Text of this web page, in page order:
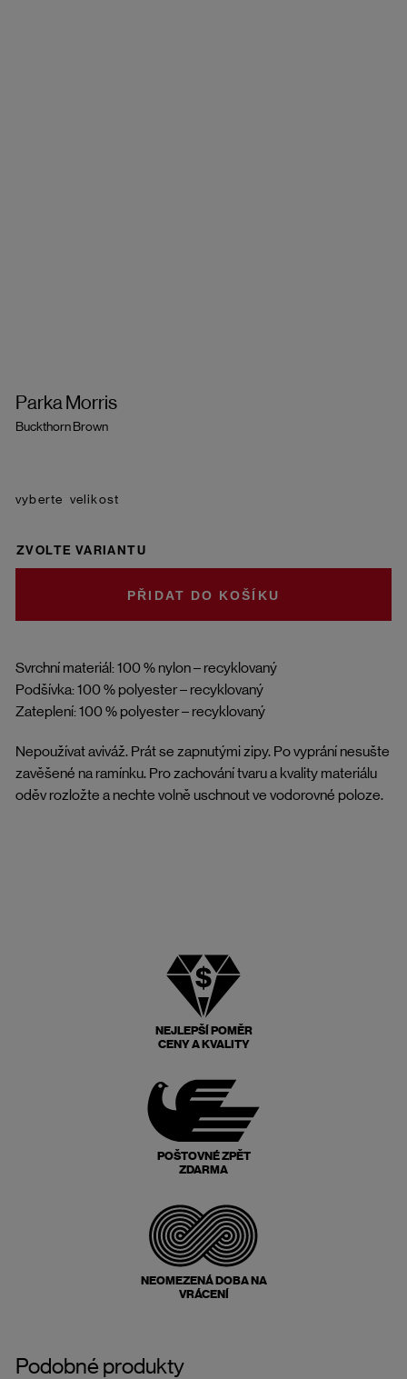
Parka Morris
Buckthorn Brown
Svrchní materiál: 100 % nylon – recyklovaný
Podšívka: 100 % polyester – recyklovaný
Zateplení: 100 % polyester – recyklovaný
Nepoužívat aviváž. Prát se zapnutými zipy. Po vyprání nesušte
zavěšené na ramínku. Pro zachování tvaru a kvality materiálu
oděv rozložte a nechte volně uschnout ve vodorovné poloze.
velikost
ZVOLTE VARIANTU
DO KOŠÍKU
NEJLEPŠÍ POMĚR
CENY A KVALITY
POŠTOVNÉ ZPĚT
ZDARMA
NEOMEZENÁ DOBA NA
VRÁCENÍ
Podobné produkty